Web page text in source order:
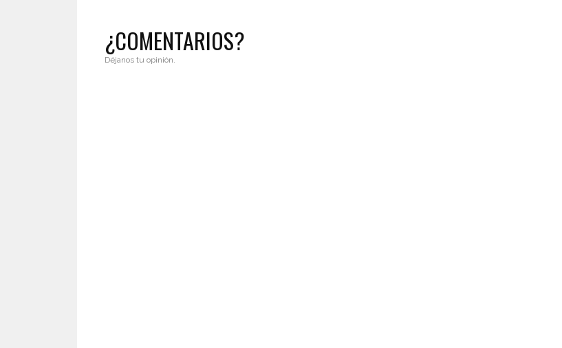
¿COMENTARIOS?
Déjanos tu opinión.